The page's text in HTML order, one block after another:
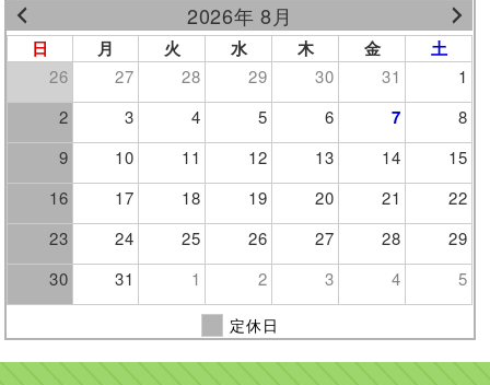
2026年 8月
日 月 火 水 木 金 土
26 27 28 29 30 31
1
2
3 4 5 6 7
8
9
10 11 12 13 14
15
16
17 18 19 20 21
22
23
24 25 26 27 28
29
30
31 1 2 3 4 5
定休日